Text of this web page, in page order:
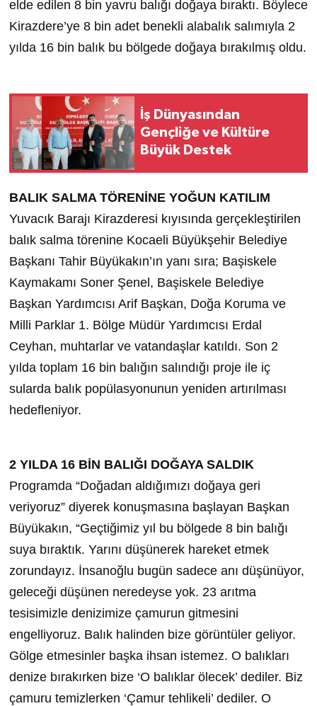
elde edilen 8 bin yavru balığı doğaya bıraktı. Böylece
Kirazdere’ye 8 bin adet benekli alabalık salımıyla 2
yılda 16 bin balık bu bölgede doğaya bırakılmış oldu.
İş Dünyasından
Gençliğe ve Kültüre
Büyük Destek
BALIK SALMA TÖRENİNE YOĞUN KATILIM
Yuvacık Barajı Kirazderesi kıyısında gerçekleştirilen
balık salma törenine Kocaeli Büyükşehir Belediye
Başkanı Tahir Büyükakın’ın yanı sıra; Başiskele
Kaymakamı Soner Şenel, Başiskele Belediye
Başkan Yardımcısı Arif Başkan, Doğa Koruma ve
Milli Parklar 1. Bölge Müdür Yardımcısı Erdal
Ceyhan, muhtarlar ve vatandaşlar katıldı. Son 2
yılda toplam 16 bin balığın salındığı proje ile iç
sularda balık popülasyonunun yeniden artırılması
hedefleniyor.
2 YILDA 16 BİN BALIĞI DOĞAYA SALDIK
Programda “Doğadan aldığımızı doğaya geri
veriyoruz” diyerek konuşmasına başlayan Başkan
Büyükakın, “Geçtiğimiz yıl bu bölgede 8 bin balığı
suya bıraktık. Yarını düşünerek hareket etmek
zorundayız. İnsanoğlu bugün sadece anı düşünüyor,
geleceği düşünen neredeyse yok. 23 arıtma
tesisimizle denizimize çamurun gitmesini
engelliyoruz. Balık halinden bize görüntüler geliyor.
Gölge etmesinler başka ihsan istemez. O balıkları
denize bırakırken bize ‘O balıklar ölecek’ dediler. Biz
çamuru temizlerken ‘Çamur tehlikeli’ dediler. O